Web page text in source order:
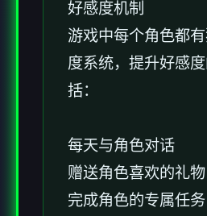
好感度机制
游戏中每个角色都
度系统，提升好感
括：
每天与角色对话
赠送角色喜欢的礼物
完成角色的专属任务